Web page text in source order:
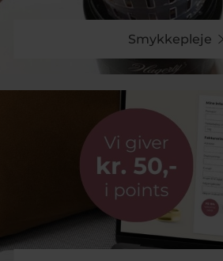
Smykkepleje